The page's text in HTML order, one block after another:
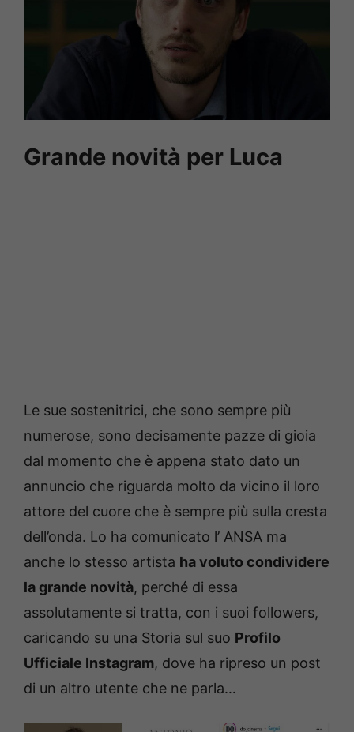
Grande novità per Luca
Le sue sostenitrici, che sono sempre più
numerose, sono decisamente pazze di gioia
dal momento che è appena stato dato un
annuncio che riguarda molto da vicino il loro
attore del cuore che è sempre più sulla cresta
dell’onda. Lo ha comunicato l’ ANSA ma
anche lo stesso artista ha voluto condividere
la grande novità, perché di essa
assolutamente si tratta, con i suoi followers,
caricando su una Storia sul suo Profilo
Ufficiale Instagram, dove ha ripreso un post
di un altro utente che ne parla…